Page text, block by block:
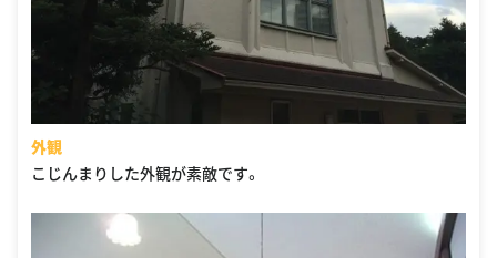
外観
こじんまりした外観が素敵です。